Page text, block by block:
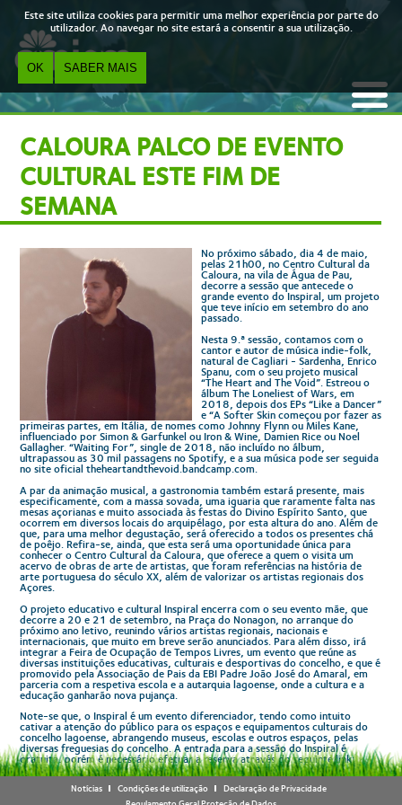
Este site utiliza cookies para permitir uma melhor experiência por parte do
utilizador. Ao navegar no site estará a consentir a sua utilização.
OK SABER MAIS
CALOURA PALCO DE EVENTO
CULTURAL ESTE FIM DE
SEMANA
No próximo sábado, dia 4 de maio,
pelas 21h00, no Centro Cultural da
Caloura, na vila de Água de Pau,
decorre a sessão que antecede o
grande evento do Inspiral, um projeto
que teve início em setembro do ano
passado.
Nesta 9.ª sessão, contamos com o
cantor e autor de música indie-folk,
natural de Cagliari - Sardenha, Enrico
Spanu, com o seu projeto musical
“The Heart and The Void”. Estreou o
álbum The Loneliest of Wars, em
2018, depois dos EPs “Like a Dancer”
e “A Softer Skin começou por fazer as
primeiras partes, em Itália, de nomes como Johnny Flynn ou Miles Kane,
influenciado por Simon & Garfunkel ou Iron & Wine, Damien Rice ou Noel
Gallagher. “Waiting For”, single de 2018, não incluído no álbum,
ultrapassou as 30 mil passagens no Spotify, e a sua música pode ser seguida
no site oficial theheartandthevoid.bandcamp.com.
A par da animação musical, a gastronomia também estará presente, mais
especificamente, com a massa sovada, uma iguaria que raramente falta nas
mesas açorianas e muito associada às festas do Divino Espírito Santo, que
ocorrem em diversos locais do arquipélago, por esta altura do ano. Além de
que, para uma melhor degustação, será oferecido a todos os presentes chá
de poêjo. Refira-se, ainda, que esta será uma oportunidade única para
conhecer o Centro Cultural da Caloura, que oferece a quem o visita um
acervo de obras de arte de artistas, que foram referências na história de
arte portuguesa do século XX, além de valorizar os artistas regionais dos
Açores.
O projeto educativo e cultural Inspiral encerra com o seu evento mãe, que
decorre a 20 e 21 de setembro, na Praça do Nonagon, no arranque do
próximo ano letivo, reunindo vários artistas regionais, nacionais e
internacionais, que muito em breve serão anunciados. Para além disso, irá
integrar a Feira de Ocupação de Tempos Livres, um evento que reúne as
diversas instituições educativas, culturais e desportivas do concelho, e que é
promovido pela Associação de Pais da EBI Padre João José do Amaral, em
parceria com a respetiva escola e a autarquia lagoense, onde a cultura e a
educação ganharão nova pujança.
Note-se que, o Inspiral é um evento diferenciador, tendo como intuito
cativar a atenção do público para os espaços e equipamentos culturais do
concelho lagoense, abrangendo museus, escolas e outros espaços, pelas
diversas freguesias do concelho. A entrada para a sessão do Inspiral é
gratuita, porém é necessário efetuar a reserva através do seguinte link:
http://reservas.inspiral-lagoa.pt/.
Fonte: Câmara Municipal da Lagoa
Notícias Condições de utilização
Declaração de Privacidade